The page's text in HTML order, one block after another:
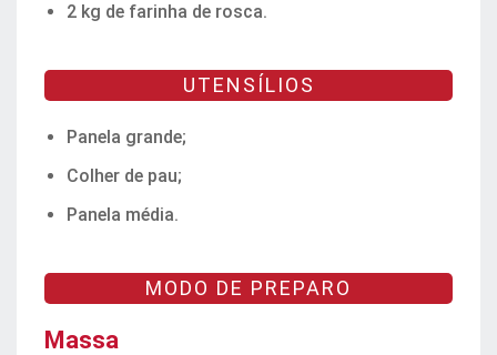
2 kg de farinha de rosca.
UTENSÍLIOS
Panela grande;
Colher de pau;
Panela média.
MODO DE PREPARO
Massa